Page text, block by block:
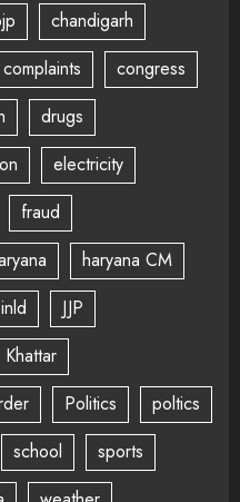
chandigarh
complaints
congress
drugs
electricity
fraud
haryana CM
inld
JJP
Politics
poltics
school
sports